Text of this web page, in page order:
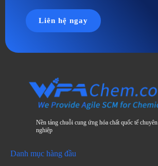
Liên hệ ngay
Nền tảng chuỗi cung ứng hóa chất quốc tế chuyên
nghiệp
Danh mục hàng đầu